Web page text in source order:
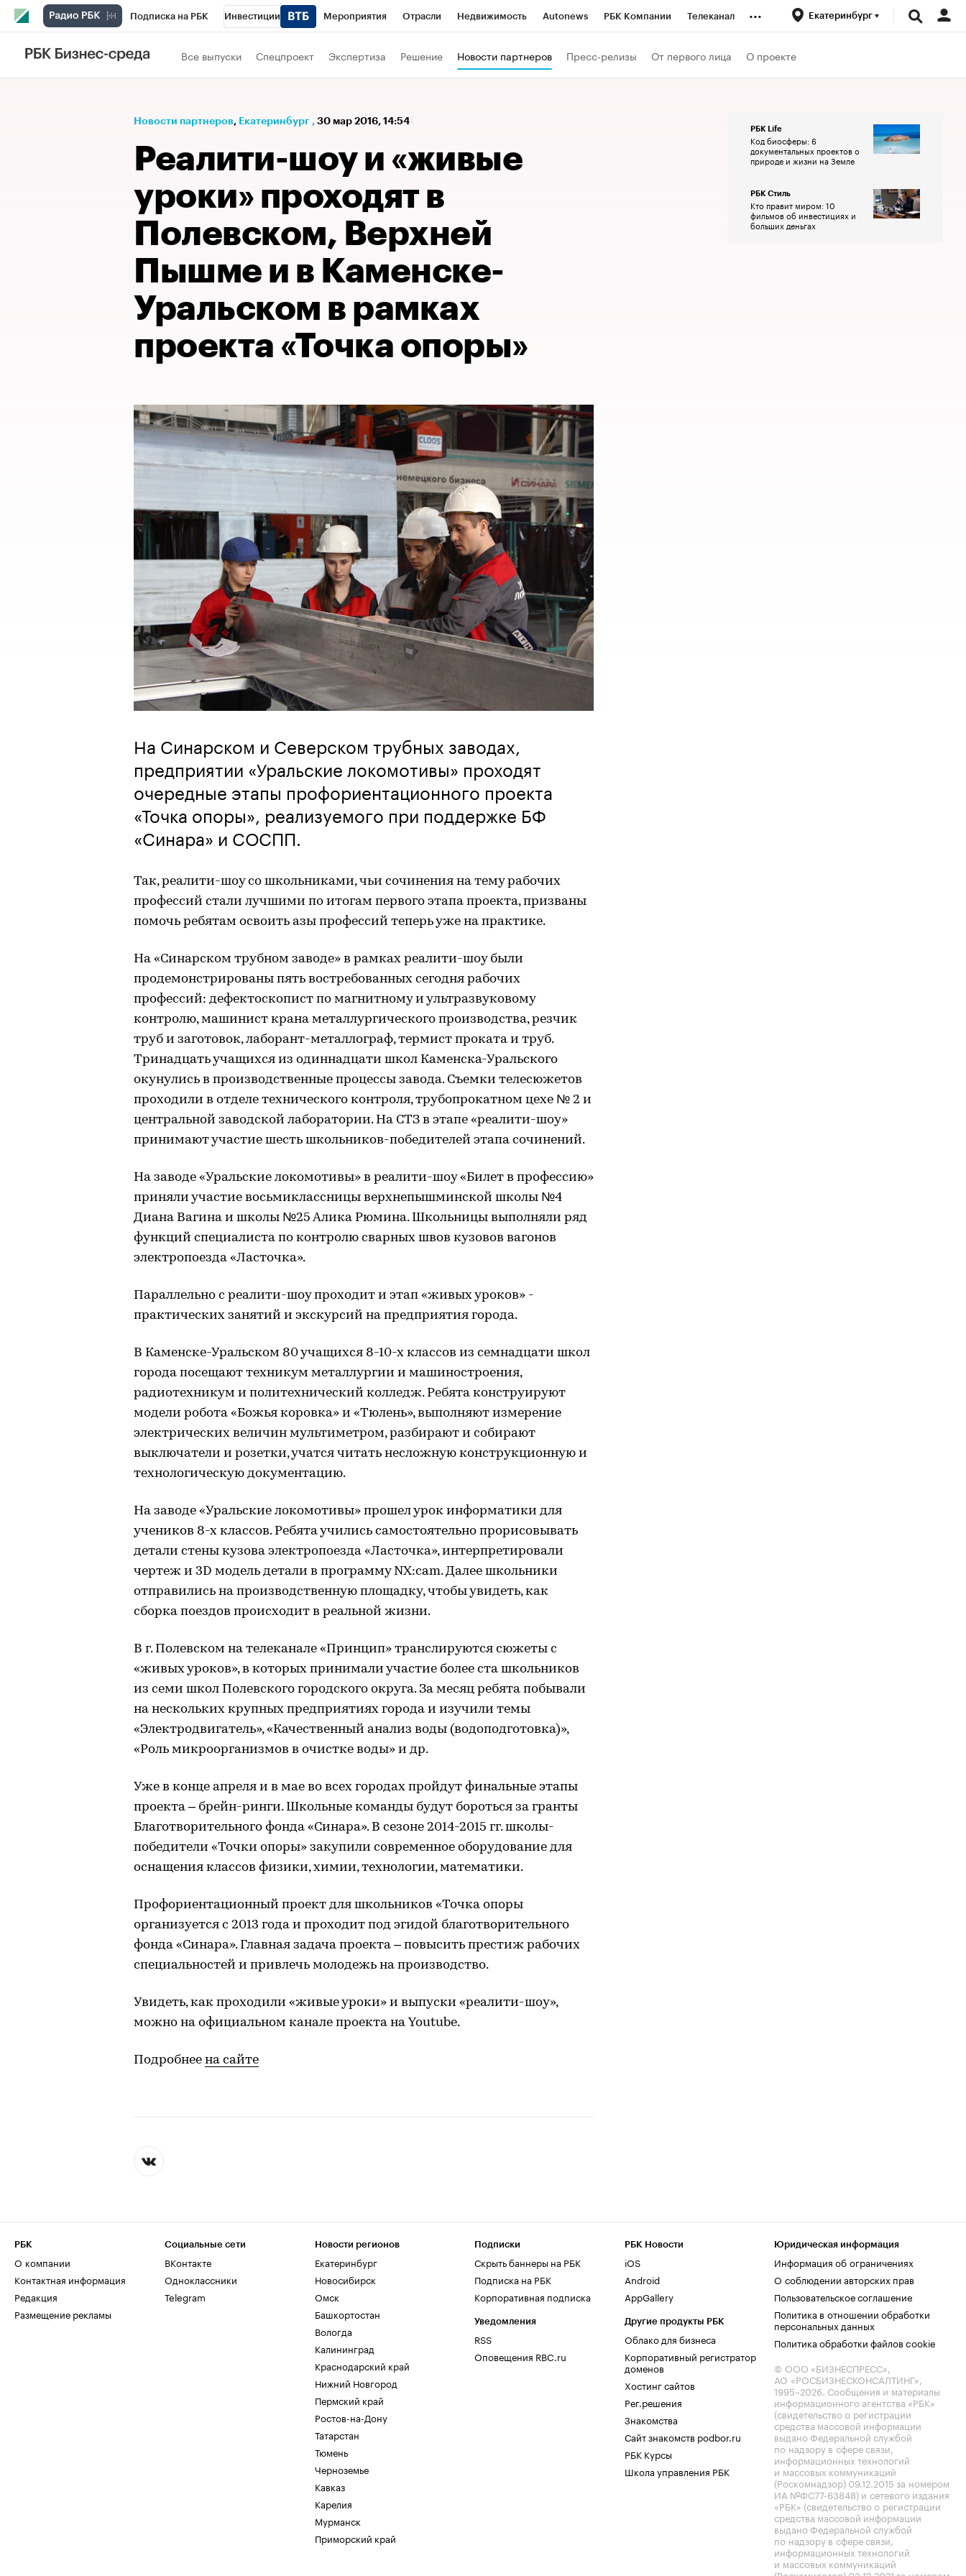
Подписка на РБК Инвестиции Мероприятия Отрасли Недвижимость Autonews РБК Компании Телеканал
РБК Вино
Проверка контрагентов
... Екатеринбург
Все выпуски Спецпроект Экспертиза Решение Новости партнеров Пресс-релизы От первого лица О проекте
Новости партнеров⁠, Екатеринбург , 30 мар 2016, 14:54
Реалити-шоу и «живые
уроки» проходят в
Полевском, Верхней
Пышме и в Каменске-
Уральском в рамках
проекта «Точка опоры»
На Синарском и Северском трубных заводах,
предприятии «Уральские локомотивы» проходят
очередные этапы профориентационного проекта
«Точка опоры», реализуемого при поддержке БФ
«Синара» и СОСПП.
Так, реалити-шоу со школьниками, чьи сочинения на тему рабочих
профессий стали лучшими по итогам первого этапа проекта, призваны
помочь ребятам освоить азы профессий теперь уже на практике.
На «Синарском трубном заводе» в рамках реалити-шоу были
продемонстрированы пять востребованных сегодня рабочих
профессий: дефектоскопист по магнитному и ультразвуковому
контролю, машинист крана металлургического производства, резчик
труб и заготовок, лаборант-металлограф, термист проката и труб.
Тринадцать учащихся из одиннадцати школ Каменска-Уральского
окунулись в производственные процессы завода. Съемки телесюжетов
проходили в отделе технического контроля, трубопрокатном цехе № 2 и
центральной заводской лаборатории. На СТЗ в этапе «реалити-шоу»
принимают участие шесть школьников-победителей этапа сочинений.
На заводе «Уральские локомотивы» в реалити-шоу «Билет в профессию»
приняли участие восьмиклассницы верхнепышминской школы №4
Диана Вагина и школы №25 Алика Рюмина. Школьницы выполняли ряд
функций специалиста по контролю сварных швов кузовов вагонов
электропоезда «Ласточка».
Параллельно с реалити-шоу проходит и этап «живых уроков» -
практических занятий и экскурсий на предприятия города.
В Каменске-Уральском 80 учащихся 8-10-х классов из семнадцати школ
города посещают техникум металлургии и машиностроения,
радиотехникум и политехнический колледж. Ребята конструируют
модели робота «Божья коровка» и «Тюлень», выполняют измерение
электрических величин мультиметром, разбирают и собирают
выключатели и розетки, учатся читать несложную конструкционную и
технологическую документацию.
На заводе «Уральские локомотивы» прошел урок информатики для
учеников 8-х классов. Ребята учились самостоятельно прорисовывать
детали стены кузова электропоезда «Ласточка», интерпретировали
чертеж и 3D модель детали в программу NX:cam. Далее школьники
отправились на производственную площадку, чтобы увидеть, как
сборка поездов происходит в реальной жизни.
В г. Полевском на телеканале «Принцип» транслируются сюжеты с
«живых уроков», в которых принимали участие более ста школьников
из семи школ Полевского городского округа. За месяц ребята побывали
на нескольких крупных предприятиях города и изучили темы
«Электродвигатель», «Качественный анализ воды (водоподготовка)»,
«Роль микроорганизмов в очистке воды» и др.
Уже в конце апреля и в мае во всех городах пройдут финальные этапы
проекта – брейн-ринги. Школьные команды будут бороться за гранты
Благотворительного фонда «Синара». В сезоне 2014-2015 гг. школы-
победители «Точки опоры» закупили современное оборудование для
оснащения классов физики, химии, технологии, математики.
Профориентационный проект для школьников «Точка опоры
организуется с 2013 года и проходит под эгидой благотворительного
фонда «Синара». Главная задача проекта – повысить престиж рабочих
специальностей и привлечь молодежь на производство.
Увидеть, как проходили «живые уроки» и выпуски «реалити-шоу»,
можно на официальном канале проекта на Youtube.
Подробнее на сайте
РБК Life
Код биосферы: 6
документальных проектов о
природе и жизни на Земле
РБК Стиль
Кто правит миром: 10
фильмов об инвестициях и
больших деньгах
РБК
О компании
Контактная информация
Редакция
Размещение рекламы
Социальные сети
ВКонтакте
Одноклассники
Telegram
Новости регионов
Екатеринбург
Новосибирск
Омск
Башкортостан
Вологда
Калининград
Краснодарский край
Нижний Новгород
Пермский край
Ростов-на-Дону
Татарстан
Тюмень
Черноземье
Кавказ
Карелия
Мурманск
Приморский край
Подписки
Скрыть баннеры на РБК
Подписка на РБК
Корпоративная подписка
Уведомления
RSS
Оповещения RBC.ru
РБК Новости
iOS
Android
AppGallery
Другие продукты РБК
Облако для бизнеса
Корпоративный регистратор
доменов
Хостинг сайтов
Рег.решения
Знакомства
Сайт знакомств podbor.ru
РБК Курсы
Школа управления РБК
Юридическая информация
Информация об ограничениях
О соблюдении авторских прав
Пользовательское соглашение
Политика в отношении обработки
персональных данных
Политика обработки файлов cookie
© ООО «БИЗНЕСПРЕСС»,
АО «РОСБИЗНЕСКОНСАЛТИНГ»,
1995–2026. Сообщения и материалы
информационного агентства «РБК»
(свидетельство о регистрации
средства массовой информации
выдано Федеральной службой
по надзору в сфере связи,
информационных технологий
и массовых коммуникаций
(Роскомнадзор) 09.12.2015 за номером
ИА №ФС77-63848) и сетевого издания
«РБК» (свидетельство о регистрации
средства массовой информации
выдано Федеральной службой
по надзору в сфере связи,
информационных технологий
и массовых коммуникаций